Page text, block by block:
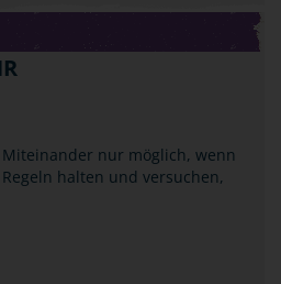
nur möglich, wenn
halten und versuchen,